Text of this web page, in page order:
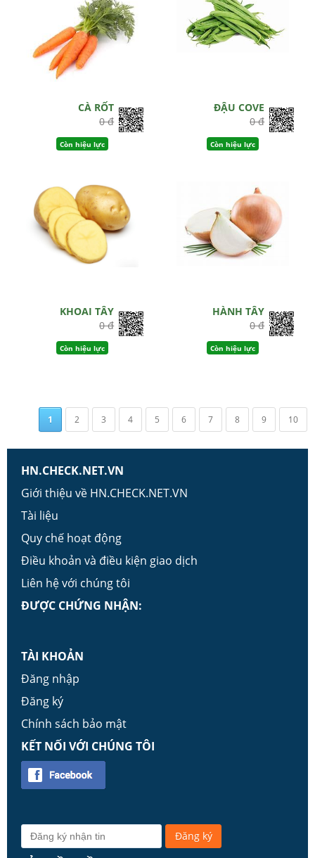
CÀ RỐT
0 đ
Còn hiệu lực
ĐẬU COVE
0 đ
Còn hiệu lực
KHOAI TÂY
0 đ
Còn hiệu lực
HÀNH TÂY
0 đ
Còn hiệu lực
1 2 3 4 5 6 7 8 9 10
HN.CHECK.NET.VN
Giới thiệu về HN.CHECK.NET.VN
Tài liệu
Quy chế hoạt động
Điều khoản và điều kiện giao dịch
Liên hệ với chúng tôi
ĐƯỢC CHỨNG NHẬN:
TÀI KHOẢN
Đăng nhập
Đăng ký
Chính sách bảo mật
KẾT NỐI VỚI CHÚNG TÔI